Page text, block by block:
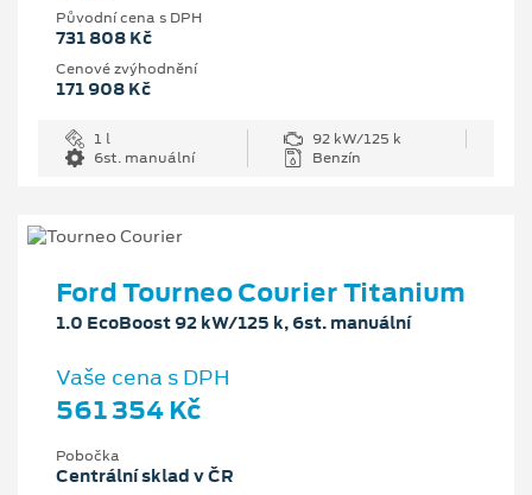
Původní cena s DPH
731 808 Kč
Cenové zvýhodnění
171 908 Kč
1 l
92 kW/125 k
6st. manuální
Benzín
Ford Tourneo Courier Titanium
1.0 EcoBoost 92 kW/125 k, 6st. manuální
Vaše cena s DPH
561 354 Kč
Pobočka
Centrální sklad v ČR